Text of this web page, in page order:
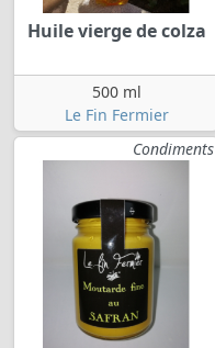
Huile vierge de colza
500 ml
Le Fin Fermier
Condiments